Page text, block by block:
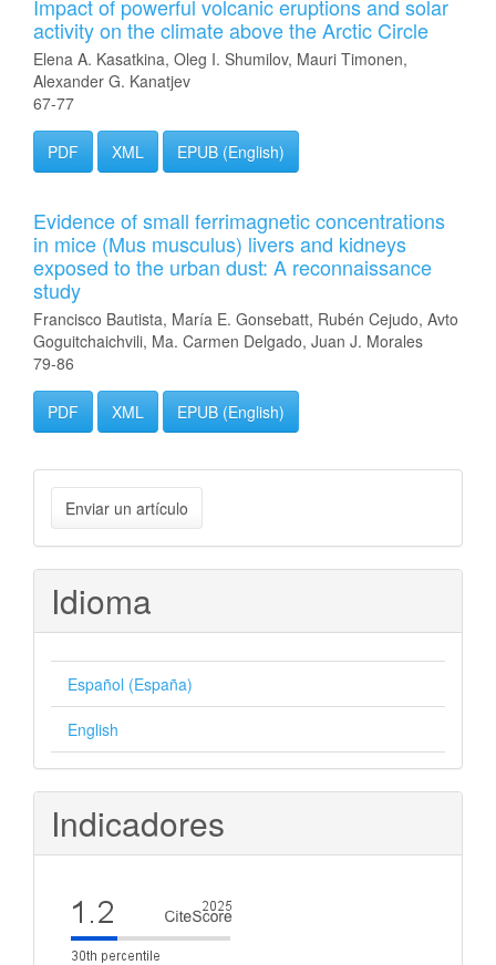
Impact of powerful volcanic eruptions and solar
activity on the climate above the Arctic Circle
Elena A. Kasatkina, Oleg I. Shumilov, Mauri Timonen,
Alexander G. Kanatjev
67-77
PDF XML EPUB (English)
Evidence of small ferrimagnetic concentrations
in mice (Mus musculus) livers and kidneys
exposed to the urban dust: A reconnaissance
study
Francisco Bautista, María E. Gonsebatt, Rubén Cejudo, Avto
Goguitchaichvili, Ma. Carmen Delgado, Juan J. Morales
79-86
PDF XML EPUB (English)
Enviar
un
artículo
Enviar un artículo
Idioma
Español (España)
English
Indicadores